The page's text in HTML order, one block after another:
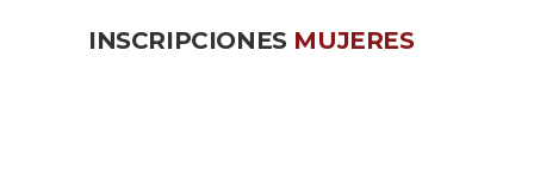
INSCRIPCIONES MUJERES